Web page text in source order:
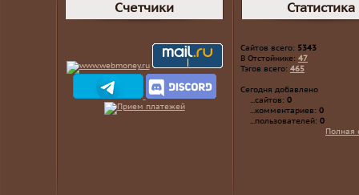
Счетчики Статистика
Сайтов всего: 5343
В Отстойнике: 47
Тэгов всего: 465
Сегодня добавлено
...сайтов: 0
...комментариев: 0
...пользователей: 0
Полная